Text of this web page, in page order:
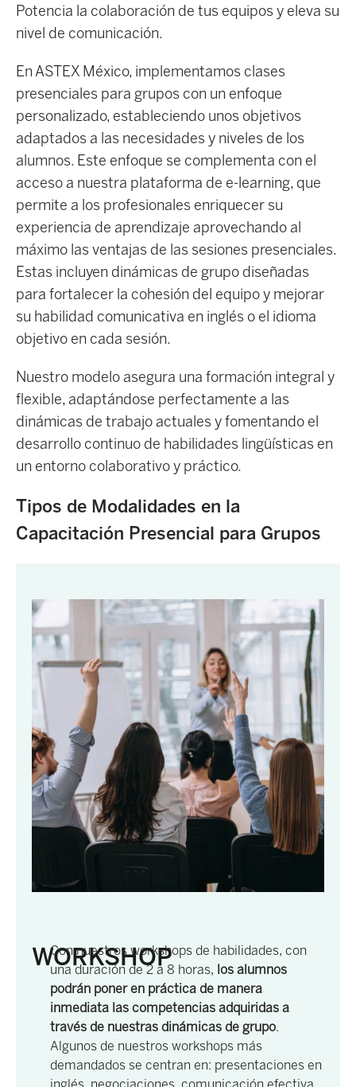
Potencia la colaboración de tus equipos y eleva su
nivel de comunicación.
En ASTEX México, implementamos clases
presenciales para grupos con un enfoque
personalizado, estableciendo unos objetivos
adaptados a las necesidades y niveles de los
alumnos. Este enfoque se complementa con el
acceso a nuestra plataforma de e-learning, que
permite a los profesionales enriquecer su
experiencia de aprendizaje aprovechando al
máximo las ventajas de las sesiones presenciales.
Estas incluyen dinámicas de grupo diseñadas
para fortalecer la cohesión del equipo y mejorar
su habilidad comunicativa en inglés o el idioma
objetivo en cada sesión.
Nuestro modelo asegura una formación integral y
flexible, adaptándose perfectamente a las
dinámicas de trabajo actuales y fomentando el
desarrollo continuo de habilidades lingüísticas en
un entorno colaborativo y práctico.
Tipos de Modalidades en la
Capacitación Presencial para Grupos
WORKSHOP
Con nuestros workshops de habilidades, con
una duración de 2 a 8 horas, los alumnos
podrán poner en práctica de manera
inmediata las competencias adquiridas a
través de nuestras dinámicas de grupo.
Algunos de nuestros workshops más
demandados se centran en: presentaciones en